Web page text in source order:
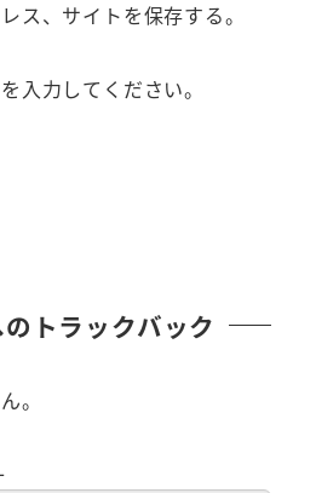
ス、サイトを保存する。
入力してください。
トラックバック
。